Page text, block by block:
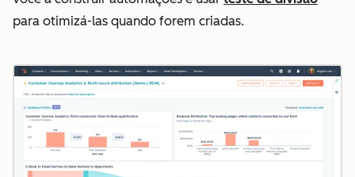
para otimizá-las quando forem criadas.